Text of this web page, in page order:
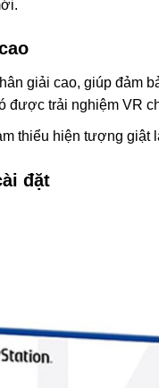
giải cao, giúp đảm
được trải nghiệm VR
thiểu hiện tượng giật
đặt